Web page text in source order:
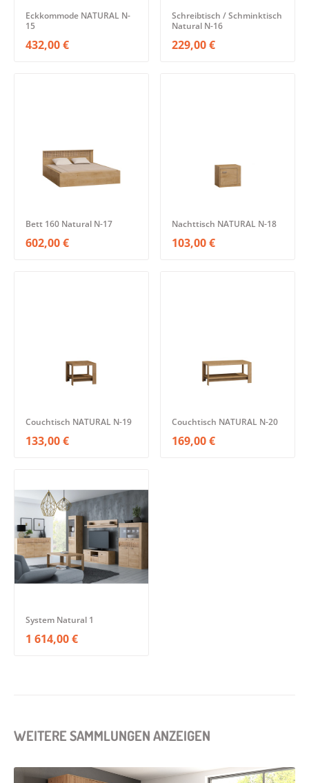
Eckkommode NATURAL N-
15
432,00 €
Schreibtisch / Schminktisch
Natural N-16
229,00 €
Bett 160 Natural N-17
602,00 €
Nachttisch NATURAL N-18
103,00 €
Couchtisch NATURAL N-19
133,00 €
Couchtisch NATURAL N-20
169,00 €
System Natural 1
1 614,00 €
WEITERE SAMMLUNGEN ANZEIGEN